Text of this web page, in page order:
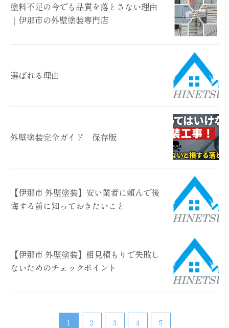
塗料不足の今でも品質を落とさない理由
｜伊那市の外壁塗装専門店
選ばれる理由
外壁塗装完全ガイド 保存版
【伊那市 外壁塗装】安い業者に頼んで後
悔する前に知っておきたいこと
【伊那市 外壁塗装】相見積もりで失敗し
ないためのチェックポイント
1 2 3 4 5